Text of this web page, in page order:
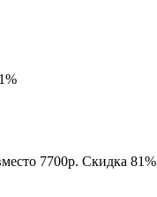
7700р. Скидка 81%